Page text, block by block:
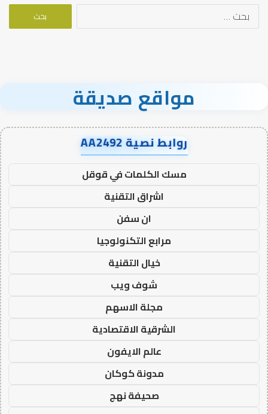
البحث
مواقع صديقة
روابط نصية AA2492
مسك الكلمات في قوقل
اشراق التقنية
ان سفن
مرابع التكنولوجيا
خيال التقنية
شوف ويب
مجلة الاسهم
الشرقية الاقتصادية
عالم الايفون
مدونة كوكان
صحيفة نهج